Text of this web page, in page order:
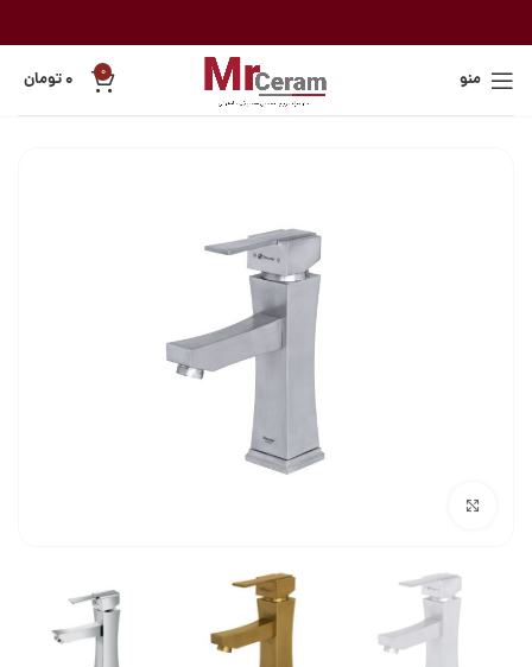
منو 0 ۰تومان